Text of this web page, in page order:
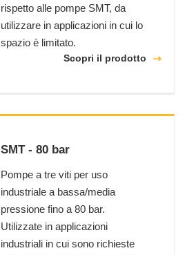
rispetto alle pompe SMT, da
utilizzare in applicazioni in cui lo
spazio è limitato.
Scopri il prodotto
SMT - 80 bar
Pompe a tre viti per uso
industriale a bassa/media
pressione fino a 80 bar.
Utilizzate in applicazioni
industriali in cui sono richieste